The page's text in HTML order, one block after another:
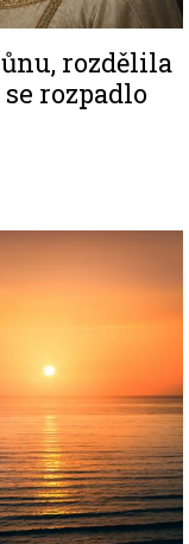
rozdělila
rozpadlo